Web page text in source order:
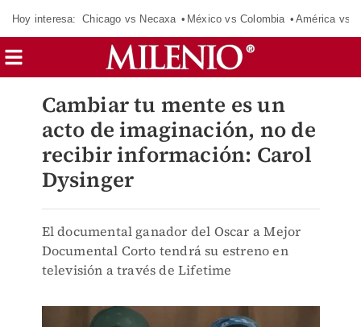
Hoy interesa: Chicago vs Necaxa México vs Colombia América vs
Cambiar tu mente es un
acto de imaginación, no de
recibir información: Carol
Dysinger
El documental ganador del Oscar a Mejor
Documental Corto tendrá su estreno en
televisión a través de Lifetime